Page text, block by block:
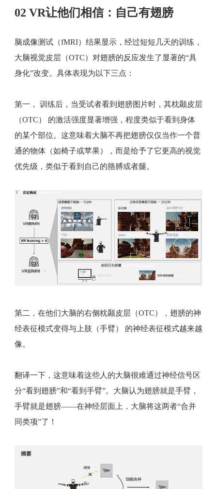
02 VR让他们相信：自己有翅膀
脑成像测试（fMRI）结果显示，经过短短几天的训练，
大脑视觉皮层（OTC）对翅膀的反应发生了显著的“具
身化”改变。具体表现为以下三点：
第一， 训练后，当受试者看到翅膀图片时，其枕颞皮层
（OTC） 的激活强度显著增强，程度类似于看到身体
的某个部位。这意味着大脑不再把翅膀仅仅当作一个普
通的物体（如椅子或苹果），而是给予了它更高的视觉
优先级，类似于看到自己的胳膊或者腿。
第二，在他们大脑的右侧枕颞皮层（OTC），翅膀的神
经表征模式变得与上肢（手臂） 的神经表征模式越来越
像。
翻译一下，这意味着这些人的大脑很难通过神经信号区
分“看到翅膀”和“看到手臂”。大脑认为翅膀就是手臂，
手臂就是翅膀——在神经层面上，大脑将这两者“合并
同类项”了！